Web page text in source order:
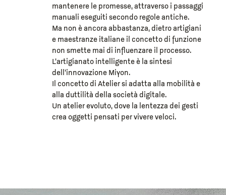
mantenere le promesse, attraverso i passaggi
manuali eseguiti secondo regole antiche.
Ma non è ancora abbastanza, dietro artigiani
e maestranze italiane il concetto di funzione
non smette mai di influenzare il processo.
L’artigianato intelligente è la sintesi
dell’innovazione Miyon.
Il concetto di Atelier si adatta alla mobilità e
alla duttilità della società digitale.
Un atelier evoluto, dove la lentezza dei gesti
crea oggetti pensati per vivere veloci.